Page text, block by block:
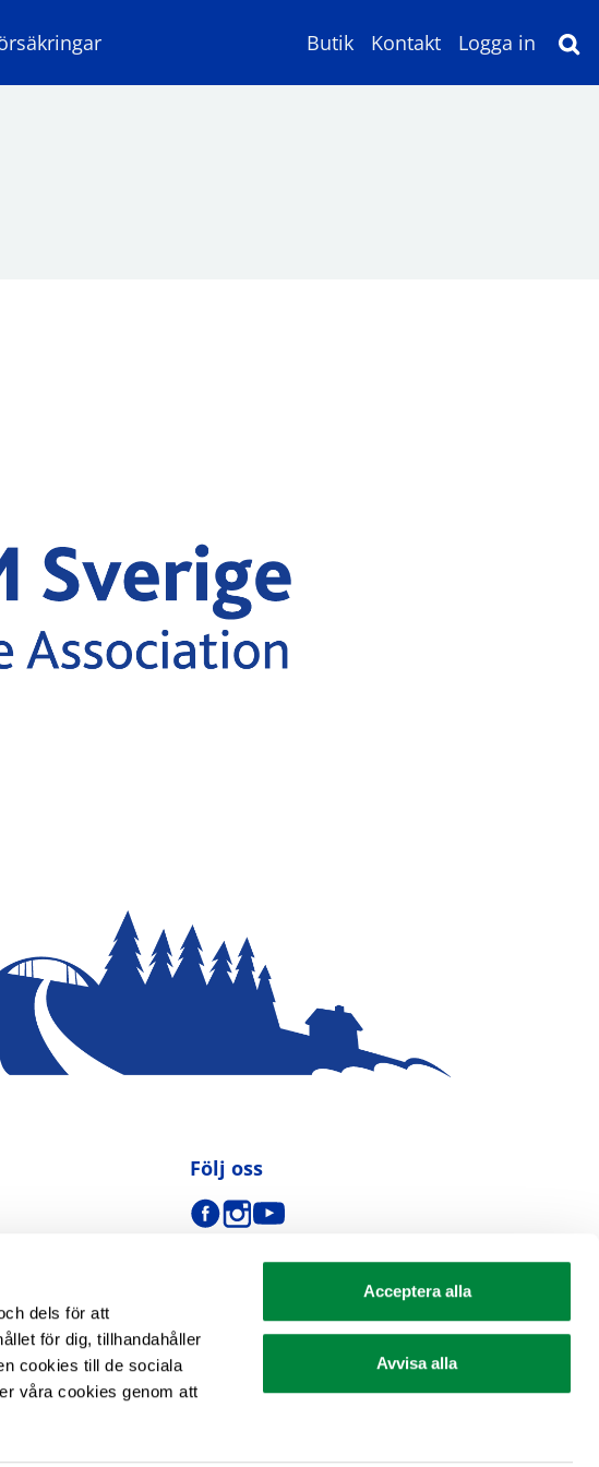
dels för att
för dig, tillhandahåller
cookies till de sociala
våra cookies genom att
Acceptera alla
Avvisa alla
Butik Kontakt Logga in
cookies
Följ oss